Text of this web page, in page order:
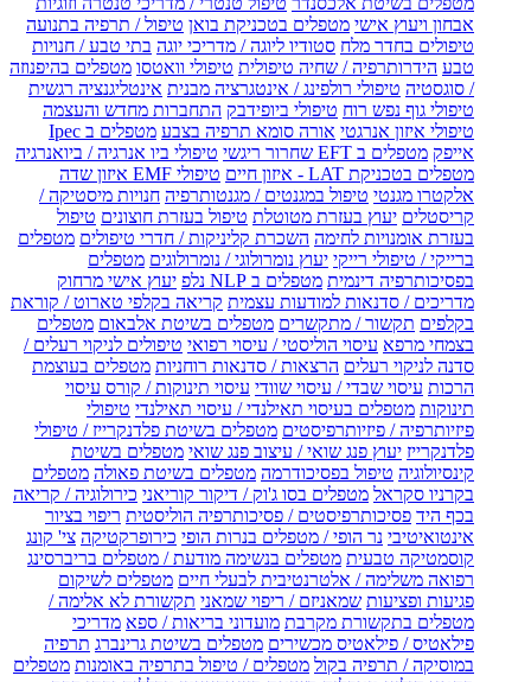
אבחון ויעוץ אישי מטפלים בטכניקת בואן טיפול / תרפיה בתנועה
טיפולים בחדר מלח סטודיו ליוגה / מדריכי יוגה בתי טבע / חנויות
טבע הידרותרפיה / שחיה טיפולית טיפולי וואטסו מטפלים בהיפנוזה
/ סוגסטיה טיפולי רולפינג / אינטגרציה מבנית אינטליגנציה רגשית
טיפולי גוף נפש רוח טיפולי ביופידבק התחברות מחדש והעצמה
טיפולי איזון אנרגטי אורה סומא תרפיה בצבע
מטפלים ב Ipec
אייפק מטפלים ב EFT שחרור ריגשי
טיפולי ביו אנרגיה / ביואנרגיה
מטפלים בטכניקת LAT - איזון חיים
טיפולי EMF איזון שדה
אלקטרו מגנטי טיפול במגנטים / מגנטותרפיה חנויות מיסטיקה /
קריסטלים יעוץ בעזרת מטוטלת טיפול בעזרת חוצונים טיפול
בעזרת אומנויות לחימה השכרת קליניקות / חדרי טיפולים מטפלים
ברייקי / טיפולי רייקי יעוץ נומרולוגי / נומרולוגים מטפלים
בפסיכותרפיה דינמית מטפלים ב NLP נלפ
יעוץ אישי מרחוק
מדריכים / סדנאות למודעות עצמית קריאה בקלפי טארוט / קוראת
בקלפים תקשור / מתקשרים מטפלים בשיטת אלבאום מטפלים
בצמחי מרפא עיסוי הוליסטי / עיסוי רפואי טיפולים לניקוי רעלים /
סדנה לניקוי רעלים הרצאות / סדנאות רוחניות מטפלים בעוצמת
הרכות עיסוי שבדי / עיסוי שוודי עיסוי תינוקות / קורס עיסוי
תינוקות מטפלים בעיסוי תאילנדי / עיסוי תאילנדי טיפולי
פיזיותרפיה / פיזיותרפיסטים מטפלים בשיטת פלדנקרייז / טיפולי
פלדנקרייז יעוץ פנג שואי / עיצוב פנג שואי מטפלים בשיטת
קינסיולוגיה טיפול בפסיכודרמה מטפלים בשיטת פאולה מטפלים
בקרניו סקראל מטפלים בסו ג'וק / דיקור קוריאני כירולוגיה / קריאה
בכף היד פסיכותרפיסטים / פסיכותרפיה הוליסטית ריפוי בציור
אינטואיטיבי נר הופי / מטפלים בנרות הופי כירופרקטיקה צי' קונג
קוסמטיקה טבעית מטפלים בנשימה מודעת / מטפלים בריברסינג
רפואה משלימה / אלטרנטיבית לבעלי חיים מטפלים לשיקום
פגיעות ופציעות שמאניזם / ריפוי שמאני תקשורת לא אלימה /
מטפלים בתקשורת מקרבת מועדוני בריאות / ספא מדריכי
פילאטיס / פילאטיס מכשירים מטפלים בשיטת גרינברג תרפיה
במוסיקה / תרפיה בקול מטפלים / טיפול בתרפיה באומנות מטפלים